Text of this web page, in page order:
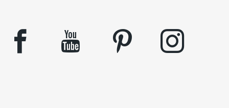
facebook youtube pinterest instagram